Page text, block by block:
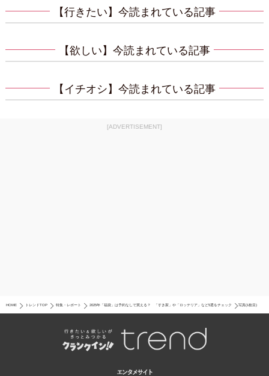
【行きたい】今読まれている記事
【欲しい】今読まれている記事
【イチオシ】今読まれている記事
[ADVERTISEMENT]
HOME トレンドTOP 特集・レポート 2025年「福袋」は予約なしで買える？ 「すき家」や「ロッテリア」など5選をチェック 写真(1枚目)